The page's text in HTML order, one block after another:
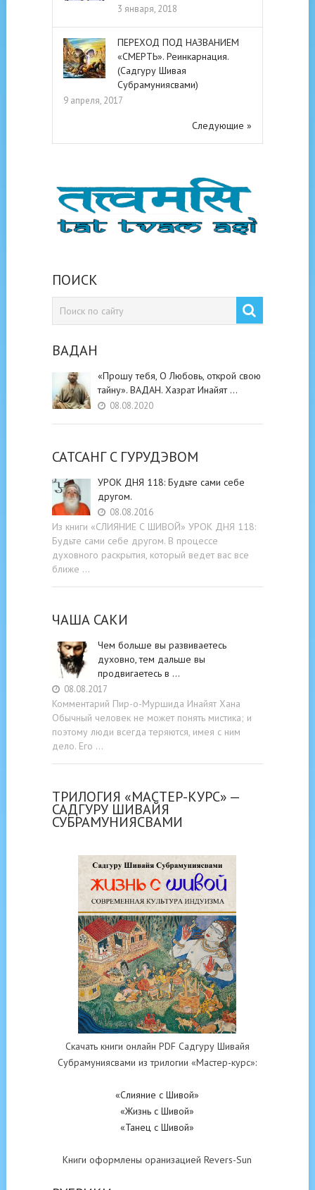
3 января, 2018
ПЕРЕХОД ПОД НАЗВАНИЕМ
«СМЕРТЬ». Реинкарнация.
(Садгуру Шивая
Субрамуниясвами)
9 апреля, 2017
Следующие »
ПОИСК
ВАДАН
«Прошу тебя, О Любовь, открой свою
тайну». ВАДАН. Хазрат Инайят …
08.08.2020
САТСАНГ C ГУРУДЭВОМ
УРОК ДНЯ 118: Будьте cами cебе
другом.
08.08.2016
Из книги «СЛИЯНИЕ С ШИВОЙ» УРОК ДНЯ 118:
Будьте cами cебе другом. В процессе
духовного раскрытия, который ведет вас все
ближе …
ЧАША САКИ
Чем больше вы развиваетесь
духовно, тем дальше вы
продвигаетесь в …
08.08.2017
Комментарий Пир-о-Муршида Инайят Хана
Обычный человек не может понять мистика; и
поэтому люди всегда теряются, имея с ним
дело. Его …
ТРИЛОГИЯ «МАСТЕР-КУРС» —
САДГУРУ ШИВАЙЯ
СУБРАМУНИЯСВАМИ
Скачать книги онлайн PDF Садгуру Шивайя
Субрамуниясвами из трилогии «Мастер-курс»:
«Слияние с Шивой»
«Жизнь с Шивой»
«Танец с Шивой»
Книги оформлены оранизацией Revers-Sun